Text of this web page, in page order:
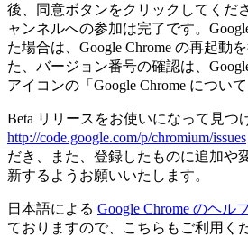
後、同意ボタンをクリックしてくだ
ャンネルへの参加は完了です。
た場合は、Google Chrome の再起動
た、バージョン番号の確認は、
アイコンの「Google Chrome につい
Beta リリースをお使いになって見つ
http://code.google.com/p/chromium/issues
だき、また、登録したものに追加や
新するようお願いいたします。
日本語による Google Chrome のヘル
ておりますので、こちらもご利用く